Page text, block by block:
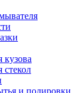
кузова
стекол
и полировки